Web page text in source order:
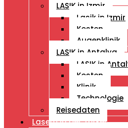
LASIK in Izmir
Lasik in Izmir
Kosten
Augenklinik
LASIK in Antalya
LASIK in
Kosten
Klinik
Technologie
Reisedaten
Lasern in der Türkei